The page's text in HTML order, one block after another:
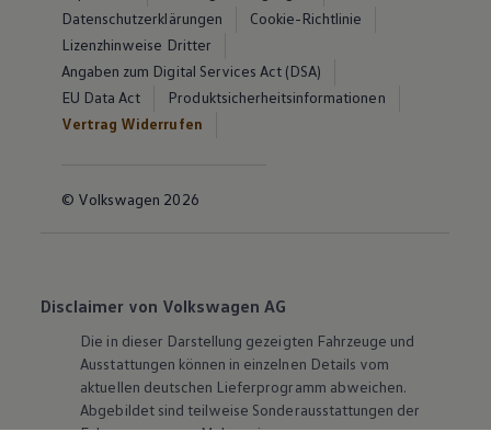
Datenschutzerklärungen
Cookie-Richtlinie
Lizenzhinweise Dritter
Angaben zum Digital Services Act (DSA)
EU Data Act
Produktsicherheitsinformationen
Vertrag Widerrufen
© Volkswagen 2026
Disclaimer von Volkswagen AG
Die in dieser Darstellung gezeigten Fahrzeuge und
Ausstattungen können in einzelnen Details vom
aktuellen deutschen Lieferprogramm abweichen.
Abgebildet sind teilweise Sonderausstattungen der
Fahrzeuge gegen Mehrpreis.